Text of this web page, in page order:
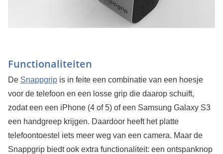
Functionaliteiten
De Snappgripis in feite een combinatie van een hoesje
voor de telefoon en een losse grip die daarop schuift,
zodat een een iPhone (4 of 5) of een Samsung Galaxy S3
een handgreep krijgen. Daardoor heeft het platte
telefoontoestel iets meer weg van een camera. Maar de
Snappgrip biedt ook extra functionaliteit: een ontspanknop